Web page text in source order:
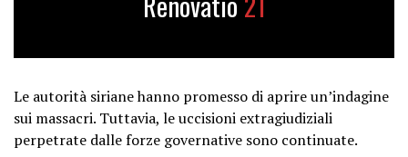
Le autorità siriane hanno promesso di aprire un’indagine
sui massacri. Tuttavia, le uccisioni extragiudiziali
perpetrate dalle forze governative sono continuate.